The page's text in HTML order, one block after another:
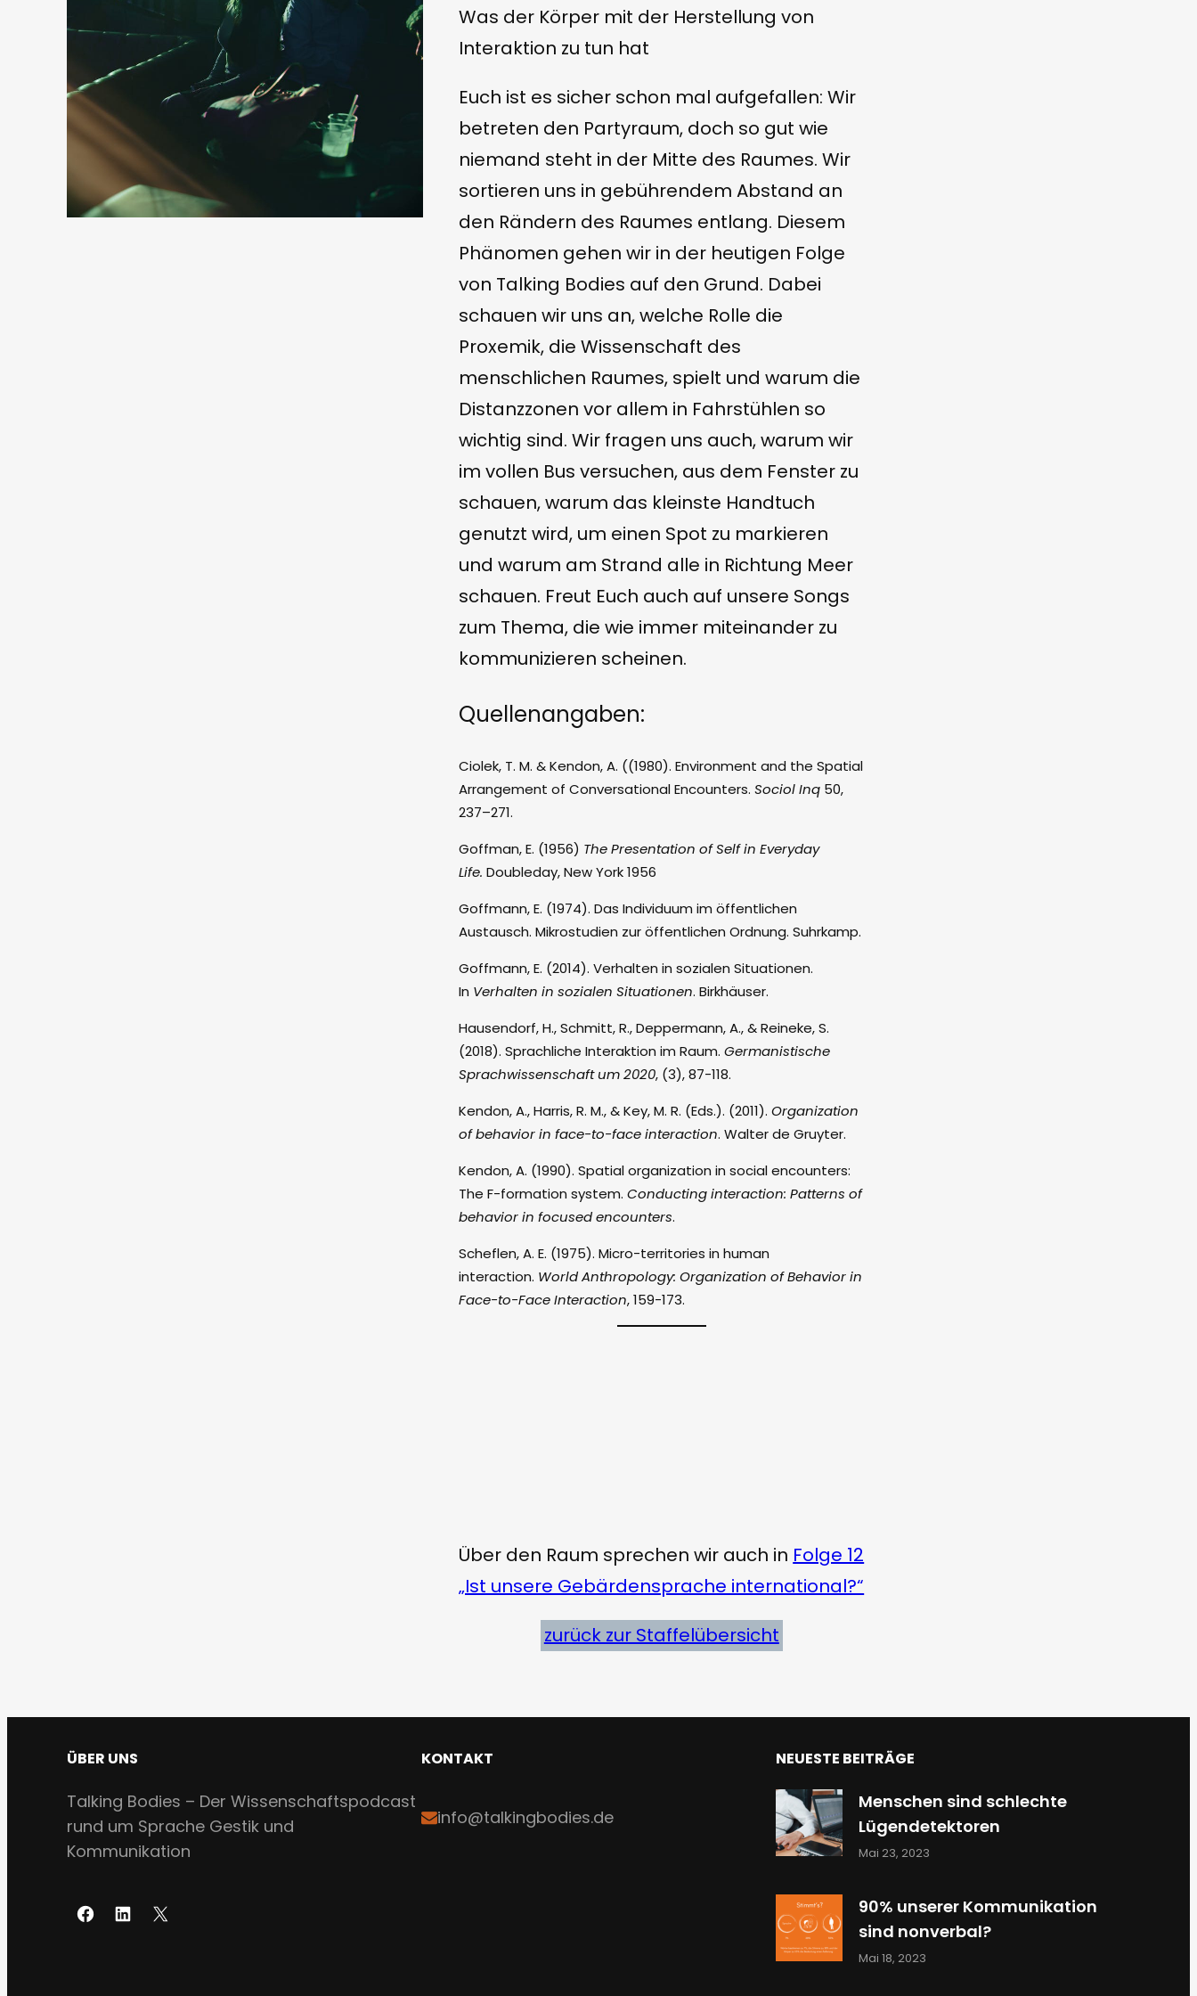
Was der Körper mit der Herstellung von
Interaktion zu tun hat
Euch ist es sicher schon mal aufgefallen: Wir
betreten den Partyraum, doch so gut wie
niemand steht in der Mitte des Raumes. Wir
sortieren uns in gebührendem Abstand an
den Rändern des Raumes entlang. Diesem
Phänomen gehen wir in der heutigen Folge
von Talking Bodies auf den Grund. Dabei
schauen wir uns an, welche Rolle die
Proxemik, die Wissenschaft des
menschlichen Raumes, spielt und warum die
Distanzzonen vor allem in Fahrstühlen so
wichtig sind. Wir fragen uns auch, warum wir
im vollen Bus versuchen, aus dem Fenster zu
schauen, warum das kleinste Handtuch
genutzt wird, um einen Spot zu markieren
und warum am Strand alle in Richtung Meer
schauen. Freut Euch auch auf unsere Songs
zum Thema, die wie immer miteinander zu
kommunizieren scheinen.
Quellenangaben:
Ciolek, T. M. & Kendon, A. ((1980). Environment and the Spatial
Arrangement of Conversational Encounters.Sociol Inq 50,
237–271.
Goffman, E. (1956) The Presentation of Self in Everyday
Life. Doubleday, New York 1956
Goffmann, E. (1974). Das Individuum im öffentlichen
Austausch. Mikrostudien zur öffentlichen Ordnung. Suhrkamp.
Goffmann, E. (2014). Verhalten in sozialen Situationen.
In Verhalten in sozialen Situationen. Birkhäuser.
Hausendorf, H., Schmitt, R., Deppermann, A., & Reineke, S.
(2018). Sprachliche Interaktion im Raum.Germanistische
Sprachwissenschaft um 2020, (3), 87-118.
Kendon, A., Harris, R. M., & Key, M. R. (Eds.). (2011).Organization
of behavior in face-to-face interaction. Walter de Gruyter.
Kendon, A. (1990). Spatial organization in social encounters:
The F-formation system.Conducting interaction: Patterns of
behavior in focused encounters.
Scheflen, A. E. (1975). Micro-territories in human
interaction. World Anthropology: Organization of Behavior in
Face-to-Face Interaction, 159-173.
Über den Raum sprechen wir auch in Folge 12
„Ist unsere Gebärdensprache international?“
zurück zur Staffelübersicht
ÜBER UNS
Talking Bodies – Der Wissenschaftspodcast
rund um Sprache Gestik und
Kommunikation
F
L
X
KONTAKT
info@talkingbodies.de
NEUESTE BEITRÄGE
Menschen sind schlechte
Lügendetektoren
Mai 23, 2023
90% unserer Kommunikation
sind nonverbal?
Mai 18, 2023